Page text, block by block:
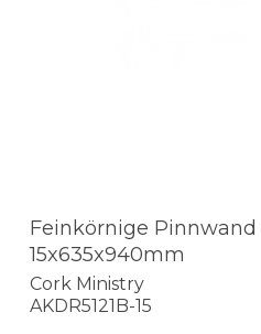
Feinkörnige
15x635x940mm
Cork Ministry
AKDR5121B-15